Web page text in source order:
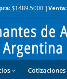
$1489.5000 |Venta:
Cotizaciones